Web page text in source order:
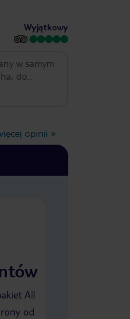
Wyjątkowy
w samym
do
z
baseny
z
dla
czyste-
opinii »
All
od